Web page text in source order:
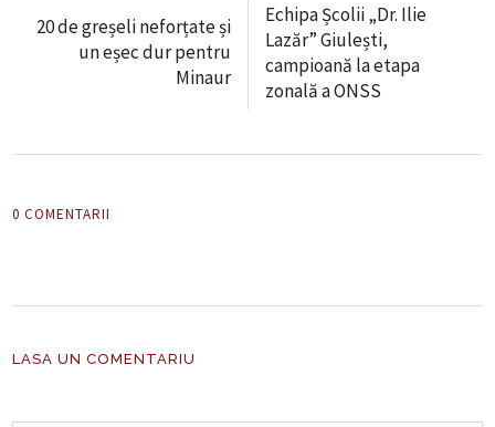
20 de greșeli neforțate și
un eșec dur pentru
Minaur
Echipa Școlii „Dr. Ilie
Lazăr” Giulești,
campioană la etapa
zonală a ONSS
0 COMENTARII
LASA UN COMENTARIU